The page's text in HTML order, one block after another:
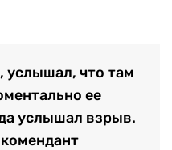
услышал, что там
ее
услышал взрыв.